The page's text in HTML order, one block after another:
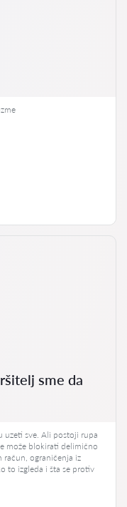
sme da
uzeti sve. Ali postoji rupa
može blokirati delimično
račun, ograničenja iz
to izgleda i šta se protiv